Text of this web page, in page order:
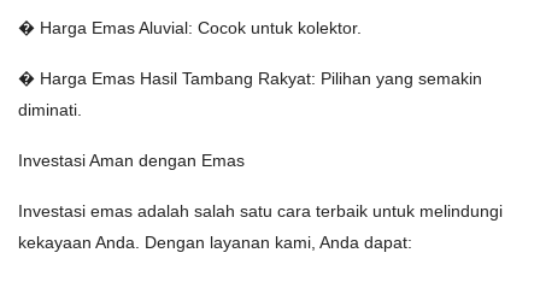
� Harga Emas Aluvial: Cocok untuk kolektor.
� Harga Emas Hasil Tambang Rakyat: Pilihan yang semakin
diminati.
Investasi Aman dengan Emas
Investasi emas adalah salah satu cara terbaik untuk melindungi
kekayaan Anda. Dengan layanan kami, Anda dapat: